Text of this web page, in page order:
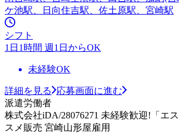
ケ池駅、日向住吉駅、佐土原駅、宮崎駅
シフト
1日1時間 週1日からOK
未経験OK
詳細を見る
応募画面に進む
派遣労働者
株式会社iDA/28076271 未経験歓迎!「エ
スメ販売 宮崎山形屋雇用